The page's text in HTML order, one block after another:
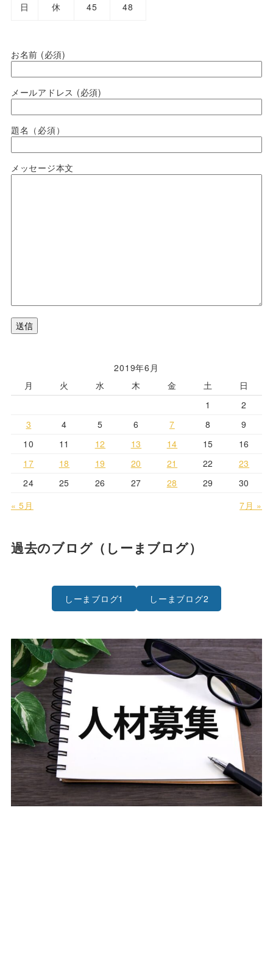
日 休 45 48
お名前 (必須)
メールアドレス (必須)
題名（必須）
メッセージ本文
2019年6月
月
火 水 木 金 土
日
1
2
3
4 5 6 7 8
9
10
11 12 13 14 15
16
17
18 19 20 21 22
23
24
25 26 27 28 29
30
« 5月
7月 »
過去のブログ（しーまブログ）
しーまブログ1 しーまブログ2